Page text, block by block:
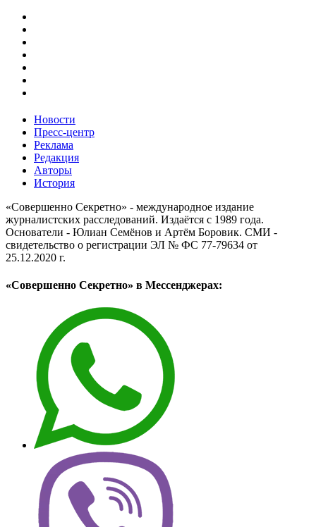
Новости
Пресс-центр
Реклама
Редакция
Авторы
История
«Совершенно Секретно» - международное издание
журналистских расследований. Издаётся с 1989 года.
Основатели - Юлиан Семёнов и Артём Боровик. CМИ -
свидетельство о регистрации ЭЛ № ФС 77-79634 от
25.12.2020 г.
«Совершенно Секретно» в Мессенджерах: